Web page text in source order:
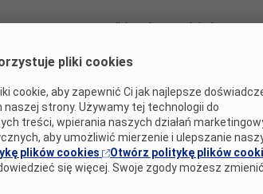
szerszego grona odbiorców - rodziców,
formą zechcą ją przetestować w swoich
przepisów takich jak: placek owsiany,
zapiekankę serową, zapiekankę
shake, naleśnik pieczony, chipsy z jarmużu,
pliki cookies
cookie, aby zapewnić Ci jak najlepsze
strony. Używamy tej technologii do
treści, wpierania naszych działań
aby umożliwić mierzenie i ulepszanie
plików cookies
Otwórz politykę plików
się więcej. Swoje zgody możesz